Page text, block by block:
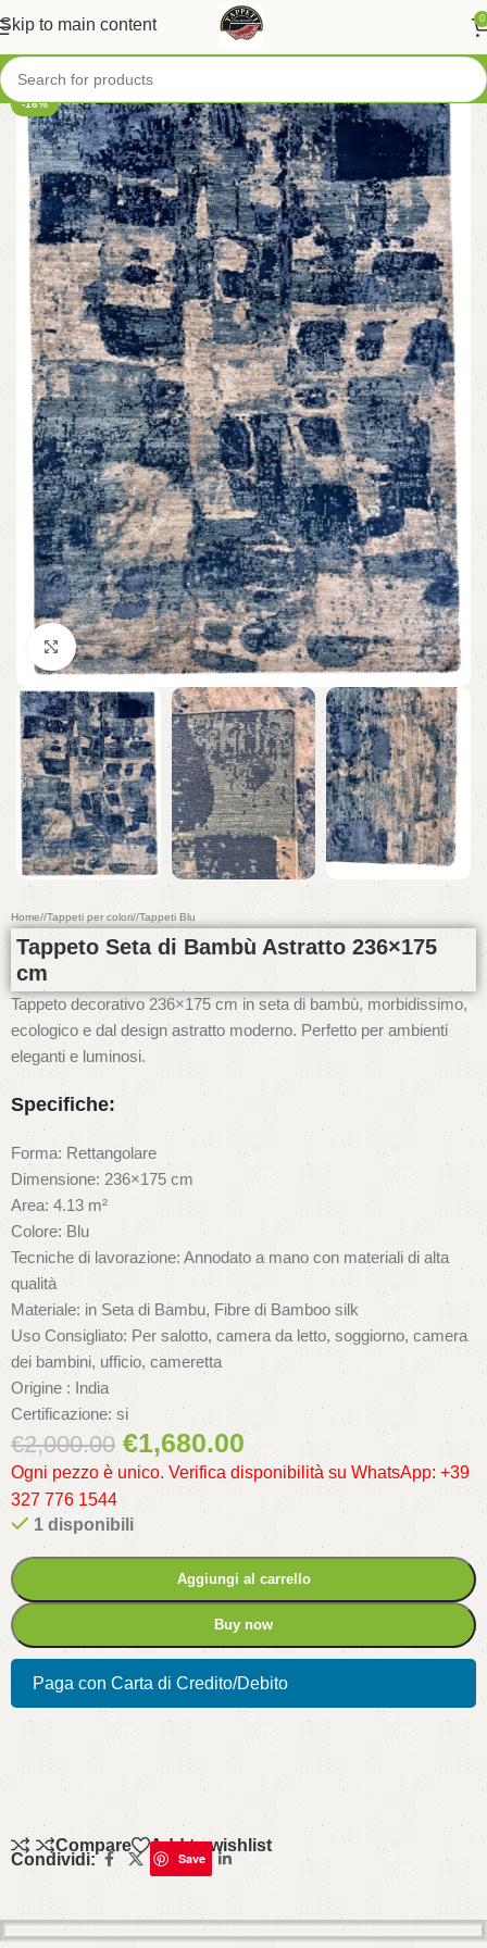
Skip to main content 0
-16%
Click to enlarge
Home/ Tappeti per colori/ Tappeti Blu
Tappeto Seta di Bambù Astratto 236×175
cm
Tappeto decorativo 236×175 cm in seta di bambù, morbidissimo,
ecologico e dal design astratto moderno. Perfetto per ambienti
eleganti e luminosi.
Specifiche:
Forma: Rettangolare
Dimensione: 236×175 cm
Area: 4.13 m²
Colore: Blu
Tecniche di lavorazione: Annodato a mano con materiali di alta
qualità
Materiale: in Seta di Bambu, Fibre di Bamboo silk
Uso Consigliato: Per salotto, camera da letto, soggiorno, camera
dei bambini, ufficio, cameretta
Origine : India
Certificazione: si
€2,000.00 €1,680.00
Ogni pezzo è unico. Verifica disponibilità su WhatsApp: +39
327 776 1544
1 disponibili
Aggiungi al carrello
Buy now
Paga con Carta di Credito/Debito
Compare Add to wishlist
Condividi: Save